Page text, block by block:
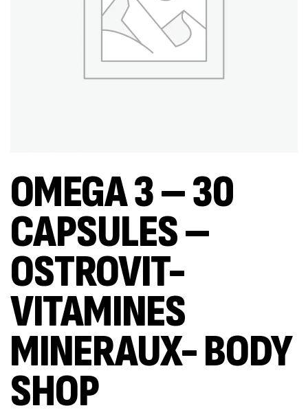
OMEGA 3 – 30
CAPSULES –
OSTROVIT-
VITAMINES
MINERAUX- BODY
SHOP